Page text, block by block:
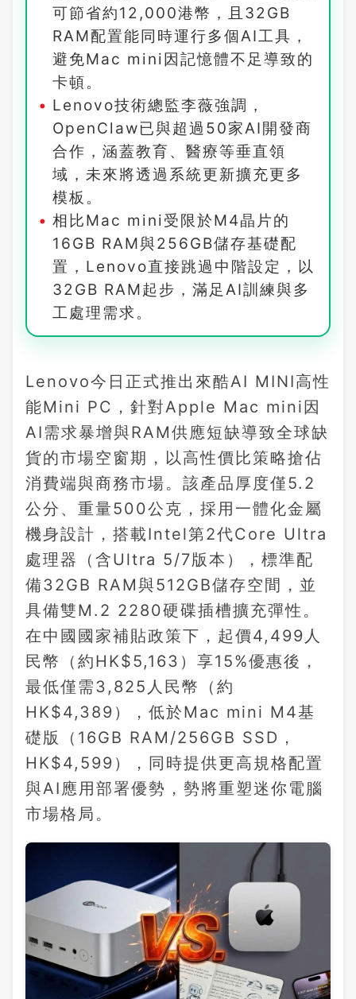
可節省約12,000港幣，且32GB
RAM配置能同時運行多個AI工具，
避免Mac mini因記憶體不足導致的
卡頓。
Lenovo技術總監李薇強調，
OpenClaw已與超過50家AI開發商
合作，涵蓋教育、醫療等垂直領
域，未來將透過系統更新擴充更多
模板。
相比Mac mini受限於M4晶片的
16GB RAM與256GB儲存基礎配
置，Lenovo直接跳過中階設定，以
32GB RAM起步，滿足AI訓練與多
工處理需求。
Lenovo今日正式推出來酷AI MINI高性
能Mini PC，針對Apple Mac mini因
AI需求暴增與RAM供應短缺導致全球缺
貨的市場空窗期，以高性價比策略搶佔
消費端與商務市場。該產品厚度僅5.2
公分、重量500公克，採用一體化金屬
機身設計，搭載Intel第2代Core Ultra
處理器（含Ultra 5/7版本），標準配
備32GB RAM與512GB儲存空間，並
具備雙M.2 2280硬碟插槽擴充彈性。
在中國國家補貼政策下，起價4,499人
民幣（約HK$5,163）享15%優惠後，
最低僅需3,825人民幣（約
HK$4,389），低於Mac mini M4基
礎版（16GB RAM/256GB SSD，
HK$4,599），同時提供更高規格配置
與AI應用部署優勢，勢將重塑迷你電腦
市場格局。